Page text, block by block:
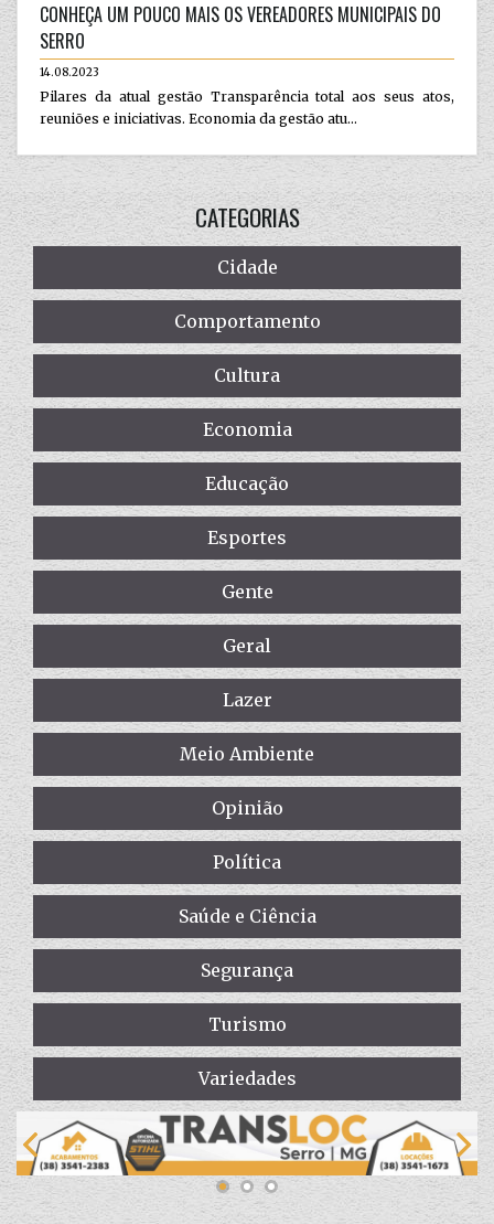
CONHEÇA UM POUCO MAIS OS VEREADORES MUNICIPAIS DO
SERRO
14.08.2023
Pilares da atual gestão Transparência total aos seus atos,
reuniões e iniciativas. Economia da gestão atu...
CATEGORIAS
Cidade
Comportamento
Cultura
Economia
Educação
Esportes
Gente
Geral
Lazer
Meio Ambiente
Opinião
Política
Saúde e Ciência
Segurança
Turismo
Variedades